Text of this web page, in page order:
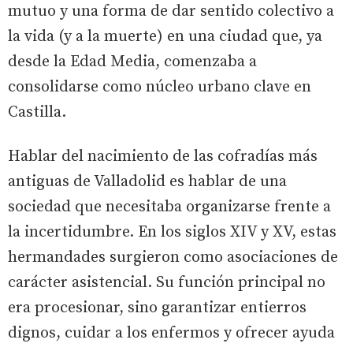
mutuo y una forma de dar sentido colectivo a
la vida (y a la muerte) en una ciudad que, ya
desde la Edad Media, comenzaba a
consolidarse como núcleo urbano clave en
Castilla.
Hablar del nacimiento de las cofradías más
antiguas de Valladolid es hablar de una
sociedad que necesitaba organizarse frente a
la incertidumbre. En los siglos XIV y XV, estas
hermandades surgieron como asociaciones de
carácter asistencial. Su función principal no
era procesionar, sino garantizar entierros
dignos, cuidar a los enfermos y ofrecer ayuda